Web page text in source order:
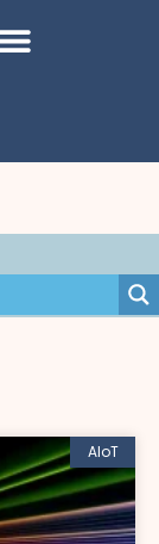
AIoT